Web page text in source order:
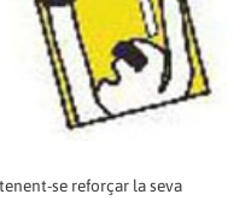
se reforçar la seva